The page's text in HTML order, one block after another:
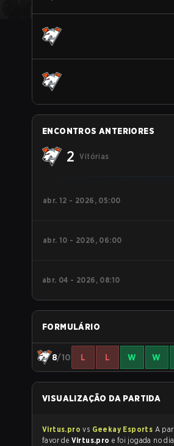
ENCONTROS ANTERIORES
2 Vitórias
abr. 12 - 2026, 05:00
abr. 10 - 2026, 06:00
abr. 04 - 2026, 08:10
FORMULÁRIO
8/10 L L W W
VISUALIZAÇÃO DA PARTIDA
Virtus.provs Geekay Esports
favor de Virtus.pro e foi jogada no dia